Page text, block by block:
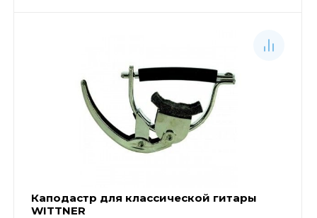
Каподастр для классической гитары
WITTNER